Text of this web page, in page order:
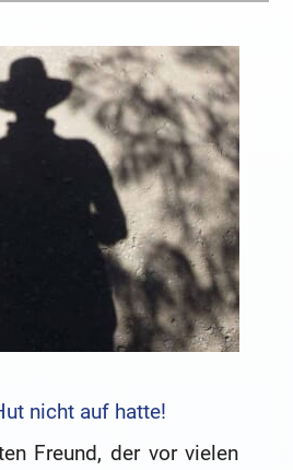
nicht auf hatte!
Freund, der vor vielen